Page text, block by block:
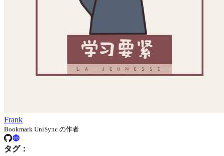
Frank
Bookmark UniSync の作者
タグ：